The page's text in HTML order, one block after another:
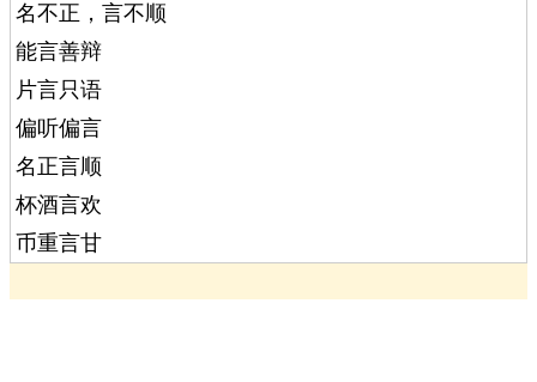
名不正，言不顺
能言善辩
片言只语
偏听偏言
名正言顺
杯酒言欢
币重言甘